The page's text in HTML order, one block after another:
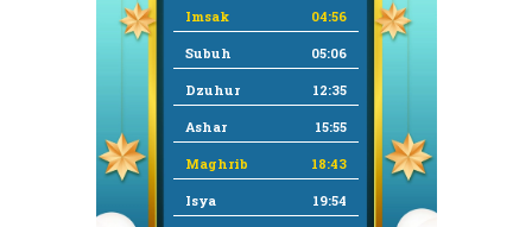
Imsak 04:56
Subuh 05:06
Dzuhur 12:35
Ashar 15:55
Maghrib 18:43
Isya 19:54